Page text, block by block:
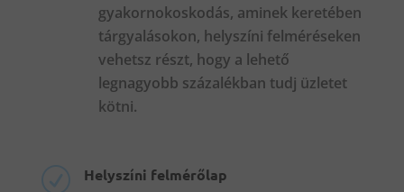
gyakornokoskodás, aminek keretében
tárgyalásokon, helyszíni felméréseken
vehetsz részt, hogy a lehető
legnagyobb százalékban tudj üzletet
kötni.
Helyszíni felmérőlap